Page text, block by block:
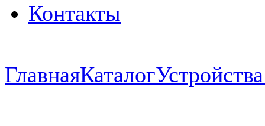
Контакты
ГлавнаяКаталог